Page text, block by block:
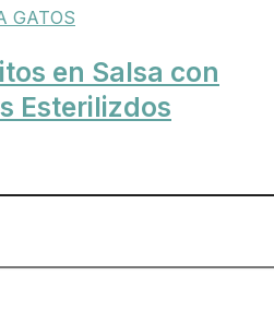
GATOS
en Salsa con
Esterilizdos